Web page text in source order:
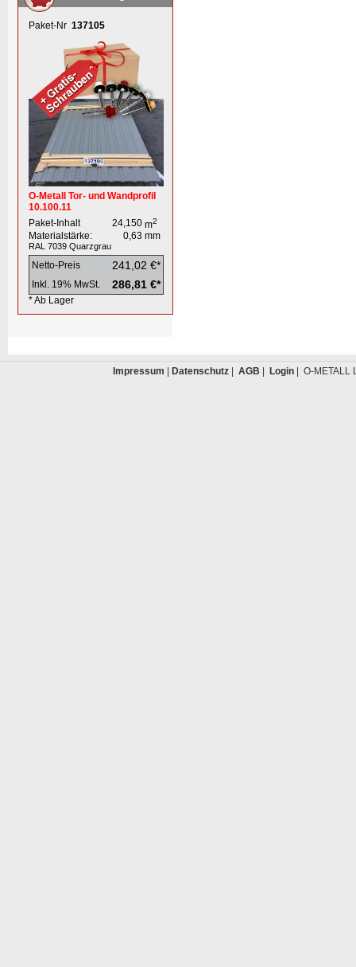
Paket-Nr 137105
O-Metall Tor- und Wandprofil
10.100.11
Paket-Inhalt
24,150 m2
Materialstärke: 0,63 mm
RAL 7039 Quarzgrau
Netto-Preis 241,02 €*
Inkl. 19% MwSt. 286,81 €*
* Ab Lager
Impressum Datenschutz| AGB Login| O-METALL